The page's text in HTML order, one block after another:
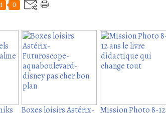
0
Boxes loisirs Astérix- Mission Photo 8-12